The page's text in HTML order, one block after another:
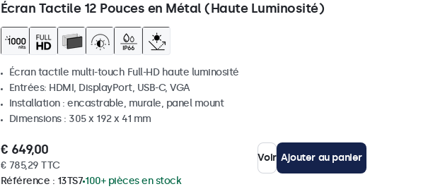
Écran Tactile 12 Pouces en Métal (Haute Luminosité)
Écran tactile multi-touch Full-HD haute luminosité
Entrées: HDMI, DisplayPort, USB-C, VGA
Installation : encastrable, murale, panel mount
Dimensions : 305 x 192 x 41 mm
€ 649,00
€ 785,29 TTC
Voir Ajouter au panier
Référence : 13TS7 100+ pièces en stock